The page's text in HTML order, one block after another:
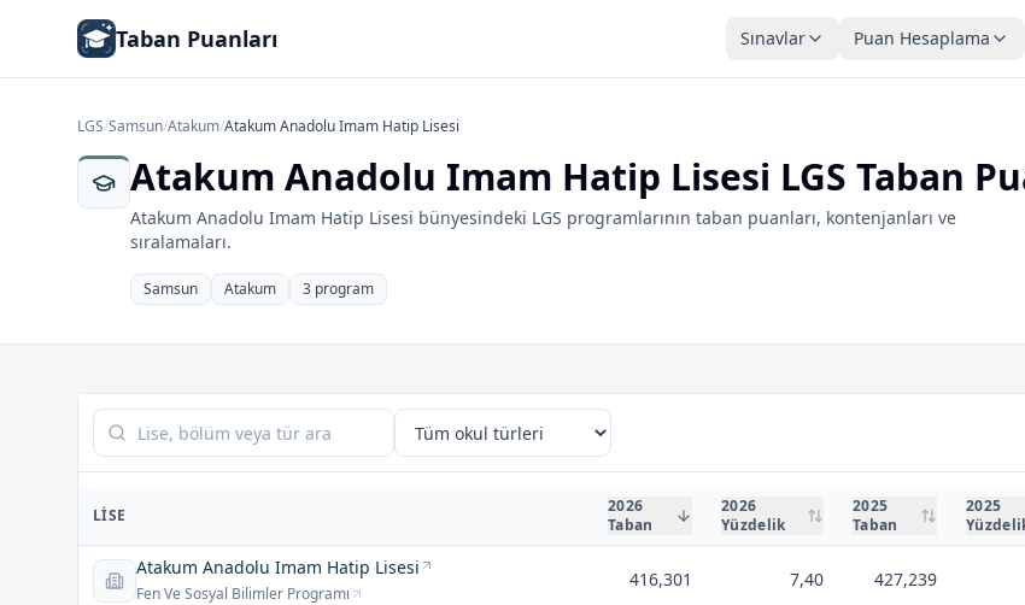
Taban Puanları Sınavlar Puan Hesaplama
LGS/Samsun/Atakum/Atakum Anadolu Imam Hatip Lisesi
Atakum Anadolu Imam Hatip Lisesi LGS Taban
Atakum Anadolu Imam Hatip Lisesi bünyesindeki LGS programlarının taban puanları, kontenjanları ve
sıralamaları.
Samsun Atakum 3 program
Tabloda ara
LISE
2026
Taban
2026
Yüzdelik
2025
Taban
2025
Atakum Anadolu Imam Hatip Lisesi
Fen Ve Sosyal Bilimler Programı
416,301 7,40 427,239